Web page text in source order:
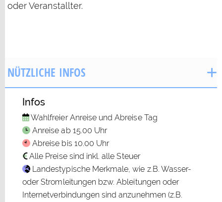
oder Veranstallter.
NÜTZLICHE INFOS
Infos
Wahlfreier Anreise und Abreise Tag
Anreise ab 15.00 Uhr
Abreise bis 10.00 Uhr
Alle Preise sind inkl. alle Steuer
Landestypische Merkmale, wie z.B. Wasser-
oder Stromleitungen bzw. Ableitungen oder
Internetverbindungen sind anzunehmen (z.B.